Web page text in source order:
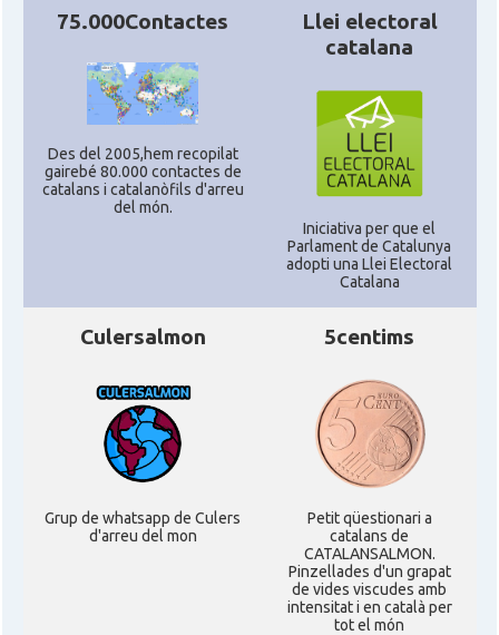
75.000Contactes
Des del 2005,hem recopilat
gairebé 80.000 contactes de
catalans i catalanòfils d'arreu
del món.
Llei electoral
catalana
Iniciativa per que el
Parlament de Catalunya
adopti una Llei Electoral
Catalana
Culersalmon
Grup de whatsapp de Culers
d'arreu del mon
5centims
Petit qüestionari a
catalans de
CATALANSALMON.
Pinzellades d'un grapat
de vides viscudes amb
intensitat i en català per
tot el món